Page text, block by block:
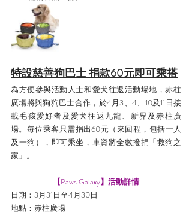
特設慈善狗巴士 捐款60元即可乘搭
為方便參與活動人士和愛犬往返活動場地，赤柱
廣場將與狗狗巴士合作，於4月3、4、10及11日接
載毛孩愛好者及愛犬往返九龍、新界及赤柱廣
場。每位乘客只需捐出60元（來回程，包括一人
及一狗），即可乘坐，車資將全數撥捐「救狗之
家」。
【Paws Galaxy】活動詳情
日期：3月31日至4月30日
地點：赤柱廣場